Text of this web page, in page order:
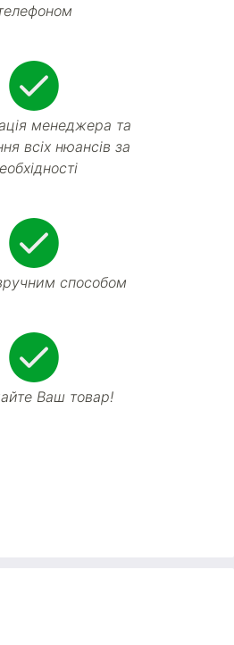
менеджера та
всіх нюансів за
способом
Ваш товар!